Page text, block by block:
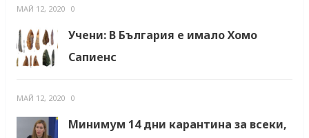
МАЙ 12, 2020 0
Учени: В България е имало Хомо
Сапиенс
МАЙ 12, 2020 0
Минимум 14 дни карантина за всеки,